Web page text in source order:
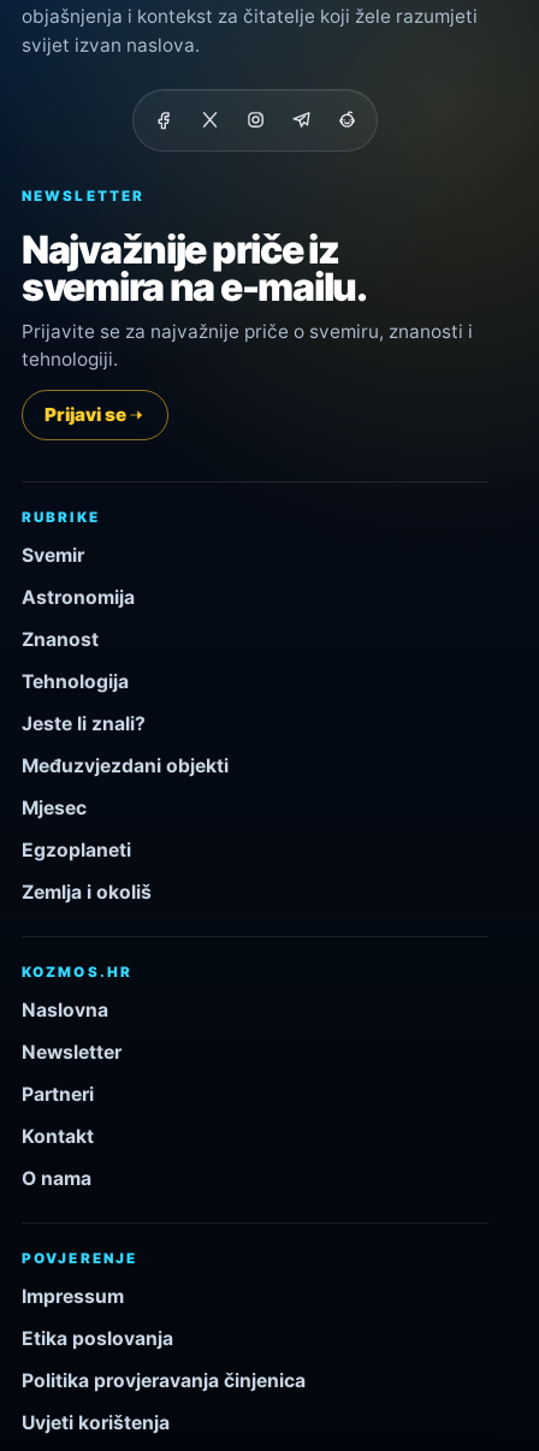
objašnjenja i kontekst za čitatelje koji žele razumjeti
svijet izvan naslova.
NEWSLETTER
Najvažnije priče iz
svemira na e-mailu.
Prijavite se za najvažnije priče o svemiru, znanosti i
tehnologiji.
Prijavi se
RUBRIKE
Svemir
Astronomija
Znanost
Tehnologija
Jeste li znali?
Međuzvjezdani objekti
Mjesec
Egzoplaneti
Zemlja i okoliš
KOZMOS.HR
Naslovna
Newsletter
Partneri
Kontakt
O nama
POVJERENJE
Impressum
Etika poslovanja
Politika provjeravanja činjenica
Uvjeti korištenja